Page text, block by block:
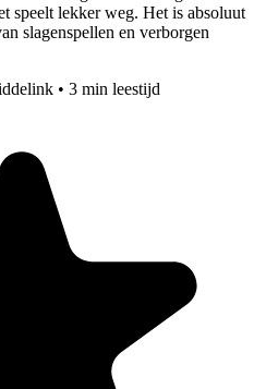
speelt lekker weg. Het is absoluut
slagenspellen en verborgen
• 3 min leestijd